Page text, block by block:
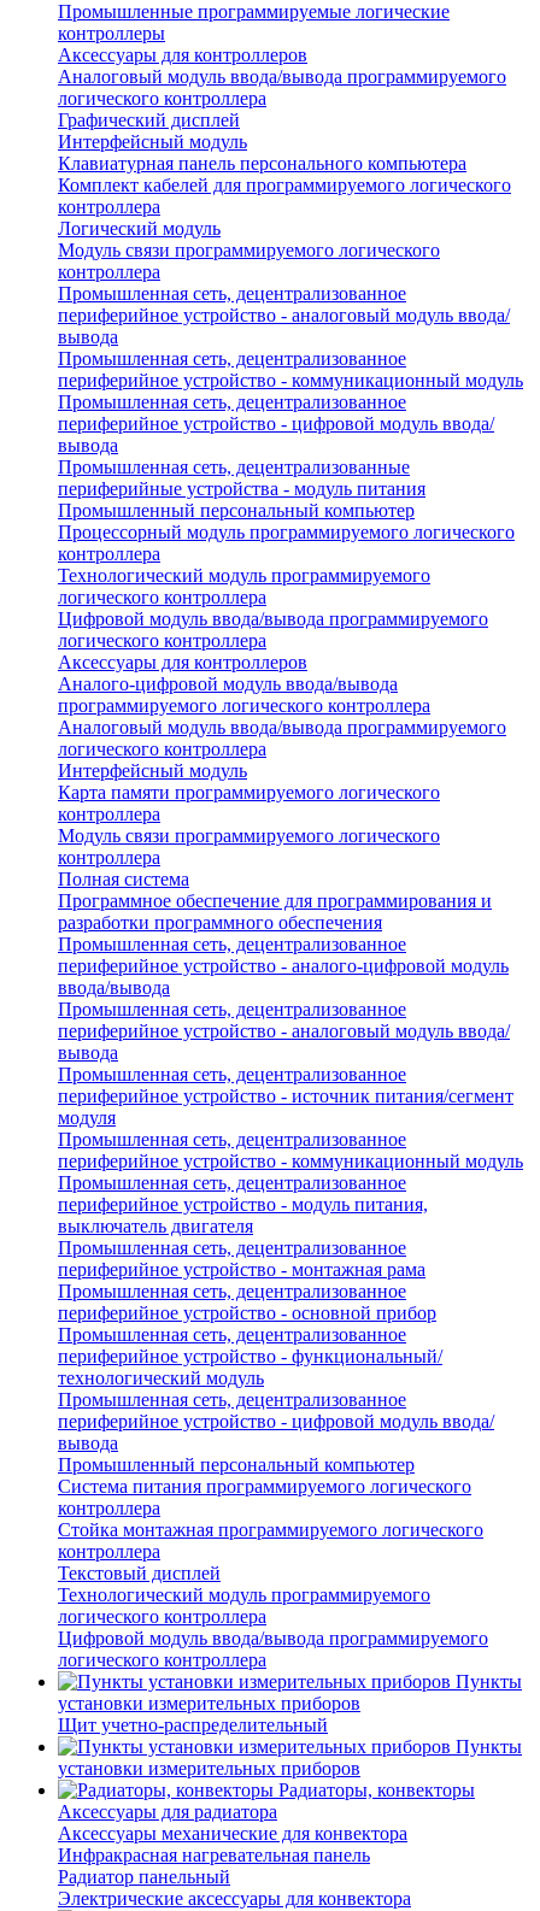
Промышленные программируемые логические
контроллеры
Аксессуары для контроллеров
Аналоговый модуль ввода/вывода программируемого
логического контроллера
Графический дисплей
Интерфейсный модуль
Клавиатурная панель персонального компьютера
Комплект кабелей для программируемого логического
контроллера
Логический модуль
Модуль связи программируемого логического
контроллера
Промышленная сеть, децентрализованное
периферийное устройство - аналоговый модуль ввода/
вывода
Промышленная сеть, децентрализованное
периферийное устройство - коммуникационный модуль
Промышленная сеть, децентрализованное
периферийное устройство - цифровой модуль ввода/
вывода
Промышленная сеть, децентрализованные
периферийные устройства - модуль питания
Промышленный персональный компьютер
Процессорный модуль программируемого логического
контроллера
Технологический модуль программируемого
логического контроллера
Цифровой модуль ввода/вывода программируемого
логического контроллера
Аксессуары для контроллеров
Аналого-цифровой модуль ввода/вывода
программируемого логического контроллера
Аналоговый модуль ввода/вывода программируемого
логического контроллера
Интерфейсный модуль
Карта памяти программируемого логического
контроллера
Модуль связи программируемого логического
контроллера
Полная система
Программное обеспечение для программирования и
разработки программного обеспечения
Промышленная сеть, децентрализованное
периферийное устройство - аналого-цифровой модуль
ввода/вывода
Промышленная сеть, децентрализованное
периферийное устройство - аналоговый модуль ввода/
вывода
Промышленная сеть, децентрализованное
периферийное устройство - источник питания/сегмент
модуля
Промышленная сеть, децентрализованное
периферийное устройство - коммуникационный модуль
Промышленная сеть, децентрализованное
периферийное устройство - модуль питания,
выключатель двигателя
Промышленная сеть, децентрализованное
периферийное устройство - монтажная рама
Промышленная сеть, децентрализованное
периферийное устройство - основной прибор
Промышленная сеть, децентрализованное
периферийное устройство - функциональный/
технологический модуль
Промышленная сеть, децентрализованное
периферийное устройство - цифровой модуль ввода/
вывода
Промышленный персональный компьютер
Система питания программируемого логического
контроллера
Стойка монтажная программируемого логического
контроллера
Текстовый дисплей
Технологический модуль программируемого
логического контроллера
Цифровой модуль ввода/вывода программируемого
логического контроллера
Пункты
установки измерительных приборов
Щит учетно-распределительный
Пункты
установки измерительных приборов
Радиаторы, конвекторы
Аксессуары для радиатора
Аксессуары механические для конвектора
Инфракрасная нагревательная панель
Радиатор панельный
Электрические аксессуары для конвектора